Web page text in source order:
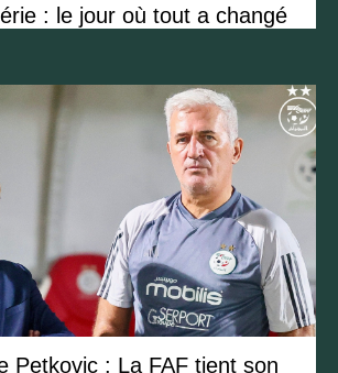
: le jour où tout a changé
Petkovic : La FAF tient son